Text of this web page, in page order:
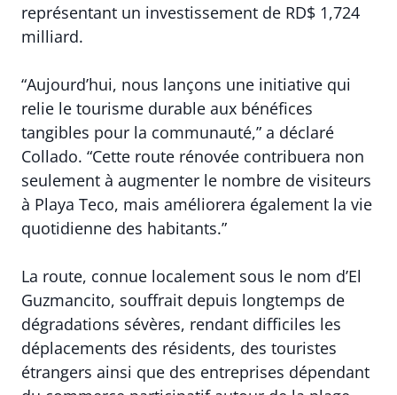
représentant un investissement de RD$ 1,724
milliard.
“Aujourd’hui, nous lançons une initiative qui
relie le tourisme durable aux bénéfices
tangibles pour la communauté,” a déclaré
Collado. “Cette route rénovée contribuera non
seulement à augmenter le nombre de visiteurs
à Playa Teco, mais améliorera également la vie
quotidienne des habitants.”
La route, connue localement sous le nom d’El
Guzmancito, souffrait depuis longtemps de
dégradations sévères, rendant difficiles les
déplacements des résidents, des touristes
étrangers ainsi que des entreprises dépendant